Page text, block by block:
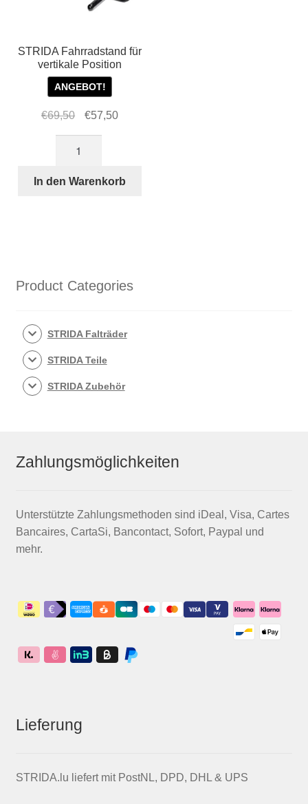
STRIDA Fahrradstand für
vertikale Position
ANGEBOT!
€69,50
Ursprünglicher
war:
€57,50Aktueller
für
In den Warenkorb
Product Categories
STRIDA Falträder
STRIDA Teile
STRIDA Zubehör
Zahlungsmöglichkeiten
Unterstützte Zahlungsmethoden sind iDeal, Visa, Cartes
Bancaires, CartaSi, Bancontact, Sofort, Paypal und
mehr.
Lieferung
STRIDA.lu liefert mit PostNL, DPD, DHL & UPS